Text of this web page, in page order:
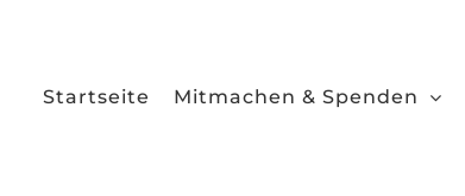
Startseite Mitmachen & Spenden